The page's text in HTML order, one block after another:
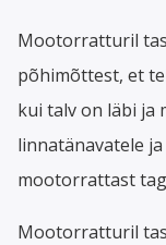
Mootorratturil
põhimõttest, et
kui talv on läbi ja
linnatänavatele
mootorrattast
Mootorratturil